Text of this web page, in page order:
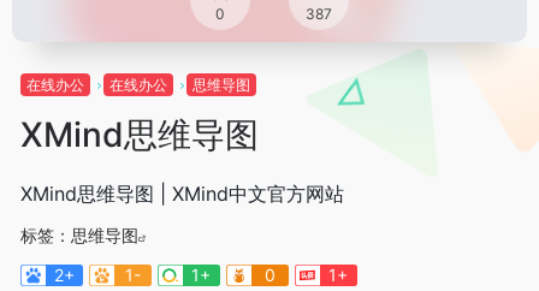
0 387
在线办公 在线办公 思维导图
XMind思维导图
XMind思维导图 | XMind中文官方网站
标签： 思维导图
2+
1- 1+ 0 1+